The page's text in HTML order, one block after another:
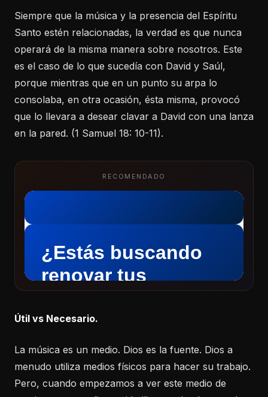
Siempre que la música y la presencia del Espíritu
Santo estén relacionadas, la verdad es que nunca
operará de la misma manera sobre nosotros. Este
es el caso de lo que sucedía con David y Saúl,
porque mientras que en un punto su arpa lo
consolaba, en otra ocasión, ésta misma, provocó
que lo llevara a desear clavar a David con una lanza
en la pared. (1 Samuel 18: 10-11).
RECOMENDADO
Útil vs Necesario.
La música es un medio. Dios es la fuente. Dios a
menudo utiliza medios físicos para hacer su trabajo.
Pero, cuando empezamos a ver este medio de